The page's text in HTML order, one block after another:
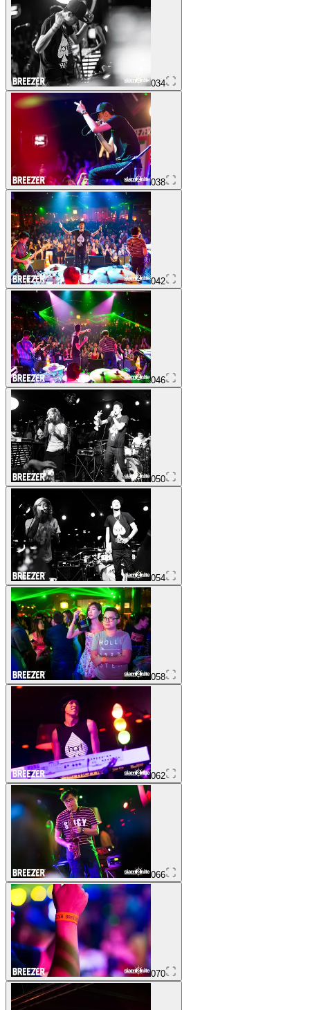
034
038
042
046
050
054
058
062
066
070